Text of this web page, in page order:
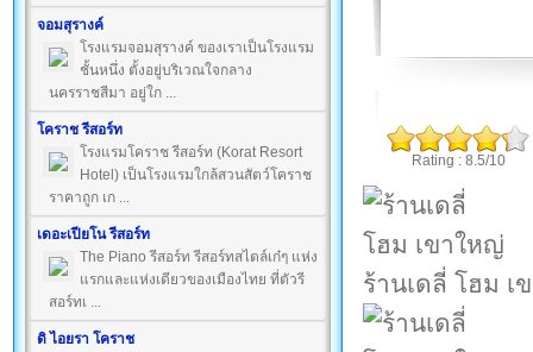
จอมสุรางค์
โรงแรมจอมสุรางค์ ของเราเป็นโรงแรม
ชั้นหนึ่ง ตั้งอยู่บริเวณใจกลาง
นครราชสีมา อยู่ใก ...
โคราช รีสอร์ท
โรงแรมโคราช รีสอร์ท (Korat Resort
Hotel) เป็นโรงแรมใกล้สวนสัตว์โคราช
ราคาถูก เก ...
เดอะเปียโน รีสอร์ท
The Piano รีสอร์ท รีสอร์ทสไตล์เก๋ๆ แห่ง
แรกและแห่งเดียวของเมืองไทย ที่ตัวรี
สอร์ทเ ...
ดิ ไอยรา โคราช
Rating : 8.5/10
ร้านเดลี่ โฮม เ